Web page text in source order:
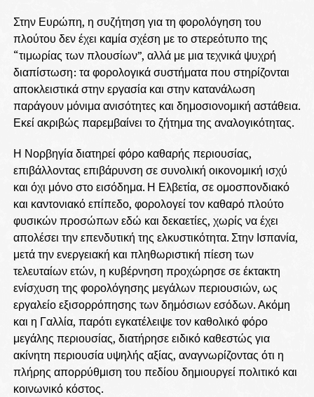
Στην Ευρώπη, η συζήτηση για τη φορολόγηση του
πλούτου δεν έχει καμία σχέση με το στερεότυπο της
“τιμωρίας των πλουσίων”, αλλά με μια τεχνικά ψυχρή
διαπίστωση: τα φορολογικά συστήματα που στηρίζονται
αποκλειστικά στην εργασία και στην κατανάλωση
παράγουν μόνιμα ανισότητες και δημοσιονομική αστάθεια.
Εκεί ακριβώς παρεμβαίνει το ζήτημα της αναλογικότητας.
Η Νορβηγία διατηρεί φόρο καθαρής περιουσίας,
επιβάλλοντας επιβάρυνση σε συνολική οικονομική ισχύ
και όχι μόνο στο εισόδημα. Η Ελβετία, σε ομοσπονδιακό
και καντονιακό επίπεδο, φορολογεί τον καθαρό πλούτο
φυσικών προσώπων εδώ και δεκαετίες, χωρίς να έχει
απολέσει την επενδυτική της ελκυστικότητα. Στην Ισπανία,
μετά την ενεργειακή και πληθωριστική πίεση των
τελευταίων ετών, η κυβέρνηση προχώρησε σε έκτακτη
ενίσχυση της φορολόγησης μεγάλων περιουσιών, ως
εργαλείο εξισορρόπησης των δημόσιων εσόδων. Ακόμη
και η Γαλλία, παρότι εγκατέλειψε τον καθολικό φόρο
μεγάλης περιουσίας, διατήρησε ειδικό καθεστώς για
ακίνητη περιουσία υψηλής αξίας, αναγνωρίζοντας ότι η
πλήρης απορρύθμιση του πεδίου δημιουργεί πολιτικό και
κοινωνικό κόστος.